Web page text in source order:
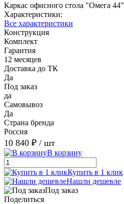
Каркас офисного стола "Омега 44"
Характеристики:
Все характеристики
Конструкция
Комплект
Гарантия
12 месяцев
Доставка до ТК
Да
Под заказ
да
Самовывоз
Да
Страна бренда
Россия
10 840 ₽ / шт
В корзину
Купить в 1 клик
Нашли дешевле
Под заказ
Поделиться